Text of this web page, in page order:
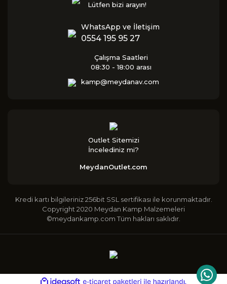
Lütfen bizi arayın!
WhatsApp ve İletişim
0554 195 95 27
Çalışma Saatleri
08:30 - 18:00 arası
kamp@meydanav.com
Outlet Sitemizi
İncelediniz mi?
MeydanOutlet.com
Kredi kartı bilgileriniz 256bit SSL sertifikası ile korunmaktadır.
Copyright 2020 Meydan Kamp Malzemeleri
©meydankamp.com Tüm hakları saklıdır.
ideasoft e-